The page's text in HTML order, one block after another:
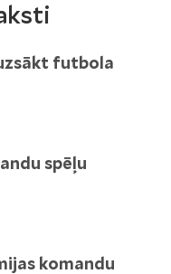
futbola
spēļu
komandu